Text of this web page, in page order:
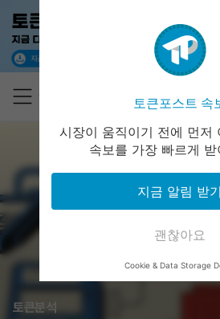
토큰분석
토큰포스트 속
시장이 움직이기 전에 먼저
속보를 가장 빠르게 받
지금 알림 받기
괜찮아요
Cookie & Data Storage